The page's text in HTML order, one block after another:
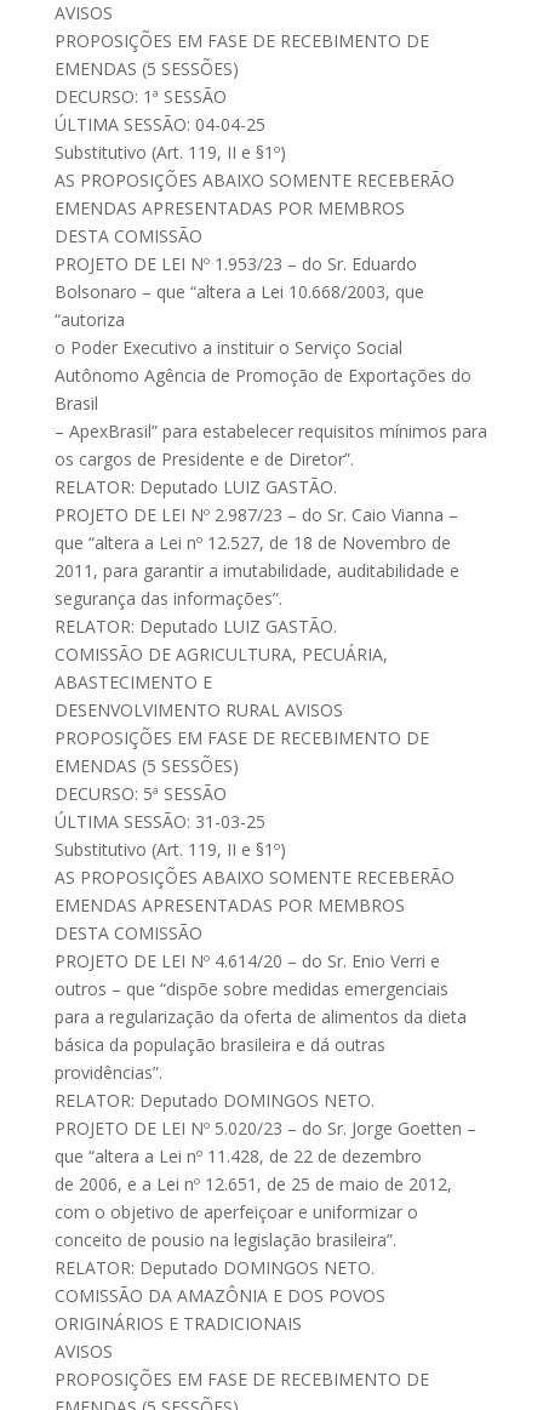
AVISOS
PROPOSIÇÕES EM FASE DE RECEBIMENTO DE
EMENDAS (5 SESSÕES)
DECURSO: 1ª SESSÃO
ÚLTIMA SESSÃO: 04-04-25
Substitutivo (Art. 119, II e §1º)
AS PROPOSIÇÕES ABAIXO SOMENTE RECEBERÃO
EMENDAS APRESENTADAS POR MEMBROS
DESTA COMISSÃO
PROJETO DE LEI Nº 1.953/23 – do Sr. Eduardo
Bolsonaro – que “altera a Lei 10.668/2003, que
“autoriza
o Poder Executivo a instituir o Serviço Social
Autônomo Agência de Promoção de Exportações do
Brasil
– ApexBrasil” para estabelecer requisitos mínimos para
os cargos de Presidente e de Diretor”.
RELATOR: Deputado LUIZ GASTÃO.
PROJETO DE LEI Nº 2.987/23 – do Sr. Caio Vianna –
que “altera a Lei nº 12.527, de 18 de Novembro de
2011, para garantir a imutabilidade, auditabilidade e
segurança das informações”.
RELATOR: Deputado LUIZ GASTÃO.
COMISSÃO DE AGRICULTURA, PECUÁRIA,
ABASTECIMENTO E
DESENVOLVIMENTO RURAL AVISOS
PROPOSIÇÕES EM FASE DE RECEBIMENTO DE
EMENDAS (5 SESSÕES)
DECURSO: 5ª SESSÃO
ÚLTIMA SESSÃO: 31-03-25
Substitutivo (Art. 119, II e §1º)
AS PROPOSIÇÕES ABAIXO SOMENTE RECEBERÃO
EMENDAS APRESENTADAS POR MEMBROS
DESTA COMISSÃO
PROJETO DE LEI Nº 4.614/20 – do Sr. Enio Verri e
outros – que “dispõe sobre medidas emergenciais
para a regularização da oferta de alimentos da dieta
básica da população brasileira e dá outras
providências”.
RELATOR: Deputado DOMINGOS NETO.
PROJETO DE LEI Nº 5.020/23 – do Sr. Jorge Goetten –
que “altera a Lei nº 11.428, de 22 de dezembro
de 2006, e a Lei nº 12.651, de 25 de maio de 2012,
com o objetivo de aperfeiçoar e uniformizar o
conceito de pousio na legislação brasileira”.
RELATOR: Deputado DOMINGOS NETO.
COMISSÃO DA AMAZÔNIA E DOS POVOS
ORIGINÁRIOS E TRADICIONAIS
AVISOS
PROPOSIÇÕES EM FASE DE RECEBIMENTO DE